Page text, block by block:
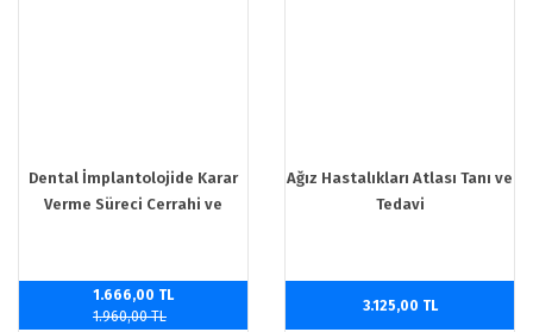
Dental İmplantolojide Karar
Verme Süreci Cerrahi ve
1.666,00 TL
1.960,00 TL
Ağız Hastalıkları Atlası Tanı ve
Tedavi
3.125,00 TL